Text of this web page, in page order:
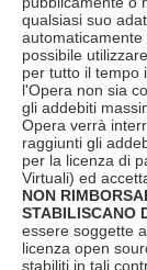
qualsiasi suo
possibile
per tutto il tempo
l'Opera non sia
gli addebiti
Opera verrà
raggiunti gli
per la licenza di
Virtuali) ed
NON
STABILISCANO
essere soggette
licenza open
stabiliti in tali